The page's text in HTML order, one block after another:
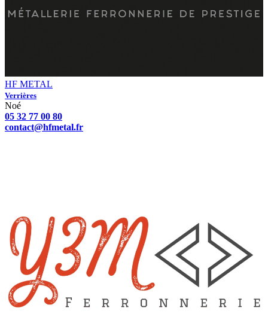
HF METAL
Verrières
Noé
05 32 77 00 80
contact@hfmetal.fr